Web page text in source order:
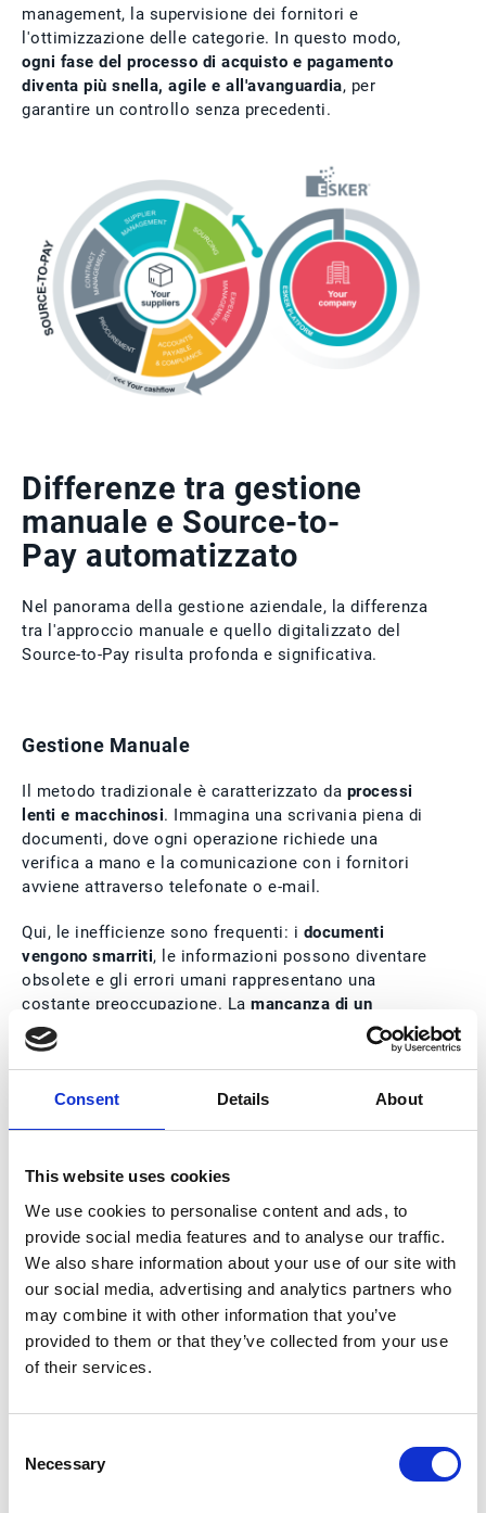
Consent Details About
This website uses cookies
We use cookies to personalise content and ads, to
provide social media features and to analyse our traffic.
We also share information about your use of our site with
our social media, advertising and analytics partners who
may combine it with other information that you’ve
provided to them or that they’ve collected from your use
of their services.
Selection
Necessary
management, la supervisione dei fornitori e
l'ottimizzazione delle categorie. In questo modo,
ogni fase del processo di acquisto e pagamento
diventa più snella, agile e all'avanguardia, per
garantire un controllo senza precedenti.
Differenze tra gestione
manuale e Source-to-
Pay automatizzato
Nel panorama della gestione aziendale, la differenza
tra l'approccio manuale e quello digitalizzato del
Source-to-Pay risulta profonda e significativa.
Gestione Manuale
Il metodo tradizionale è caratterizzato da processi
lenti e macchinosi. Immagina una scrivania piena di
documenti, dove ogni operazione richiede una
verifica a mano e la comunicazione con i fornitori
avviene attraverso telefonate o e-mail.
Qui, le inefficienze sono frequenti: i documenti
vengono smarriti, le informazioni possono diventare
obsolete e gli errori umani rappresentano una
costante preoccupazione. La mancanza di un
sistema centralizzato
rende difficile mantenere le
informazioni organizzate
e avere una visione chiara
dei processi in corso.
Gestione Automatizzata
Il source-to-pay automatizzato permette alle aziende
di ottimizzare l’efficienza dei processi interni. Grazie
all'automazione e alle piattaforme digitali le aziende
gestiscono l'interasource to pay value chain, dalla
selezione dei fornitori al pagamento, in un'unica
piattaforma integrata end to end.
La tecnologia elimina la necessità di gestire ogni
superflue, per permettere ai team di focalizzarsi su